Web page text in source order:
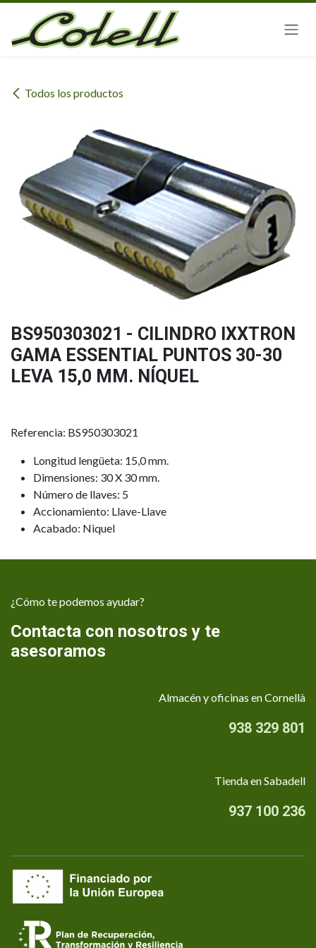
Ir al contenido
Todos los productos
BS950303021 - CILINDRO IXXTRON
GAMA ESSENTIAL PUNTOS 30-30
LEVA 15,0 MM. NÍQUEL
Referencia: BS950303021
Longitud lengüeta: 15,0 mm.
Dimensiones: 30 X 30 mm.
Número de llaves: 5
Accionamiento: Llave-Llave
Acabado: Niquel
¿Cómo te podemos ayudar?
Contacta con nosotros y te
asesoramos
Almacén y oficinas en Cornellà
938 329 801
Tienda en Sabadell
937 100 236